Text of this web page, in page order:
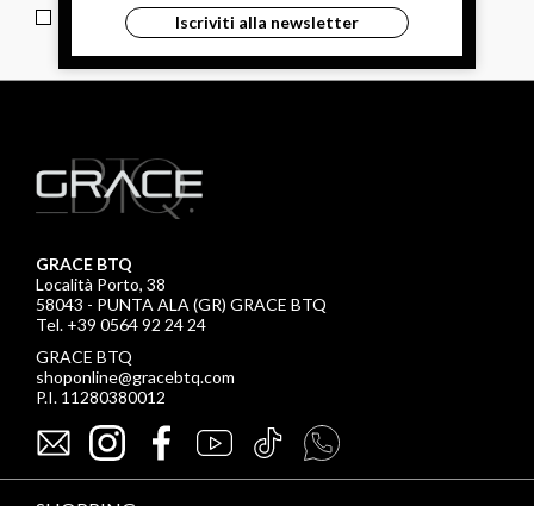
ho letto ed accettato le condizioni sulla privacy.
GRACE BTQ
Località Porto, 38
58043 - PUNTA ALA (GR) GRACE BTQ
Tel. +39 0564 92 24 24
GRACE BTQ
shoponline@gracebtq.com
P.I. 11280380012
Iscriviti alla newsletter